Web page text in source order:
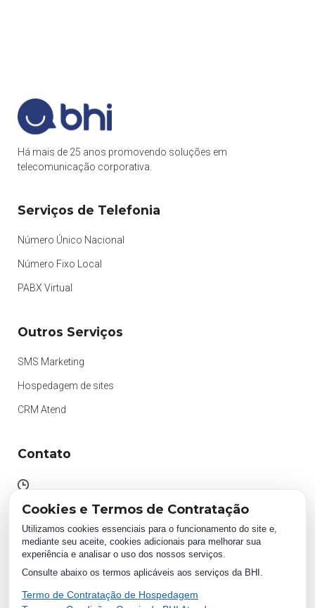
Há mais de 25 anos promovendo soluções em
telecomunicação corporativa.
Serviços de Telefonia
Número Único Nacional
Número Fixo Local
PABX Virtual
Outros Serviços
SMS Marketing
Hospedagem de sites
CRM Atend
Contato
Segunda à Sexta.
WhatsApp:
(87) 2018 1234
0800 511 1234
Cookies e Termos de Contratação
Utilizamos cookies essenciais para o funcionamento do site e,
mediante seu aceite, cookies adicionais para melhorar sua
experiência e analisar o uso dos nossos serviços.
Consulte abaixo os termos aplicáveis aos serviços da BHI.
Termo de Contratação de Hospedagem